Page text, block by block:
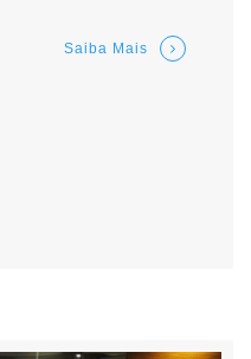
Saiba Mais